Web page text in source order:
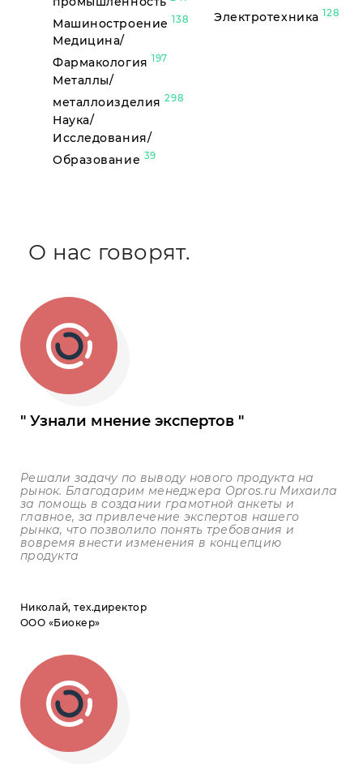
Машиностроение 138
Медицина/
Фармакология 197
Металлы/
металлоизделия298
Наука/
Исследования/
Образование 39
Электротехника 128
О нас говорят.
Узнали мнение экспертов
Решали задачу по выводу нового продукта на
рынок. Благодарим менеджера Opros.ru Михаила
за помощь в создании грамотной анкеты и
главное, за привлечение экспертов нашего
рынка, что позволило понять требования и
вовремя внести изменения в концепцию
продукта
Николай, тех.директор
ООО «Биокер»